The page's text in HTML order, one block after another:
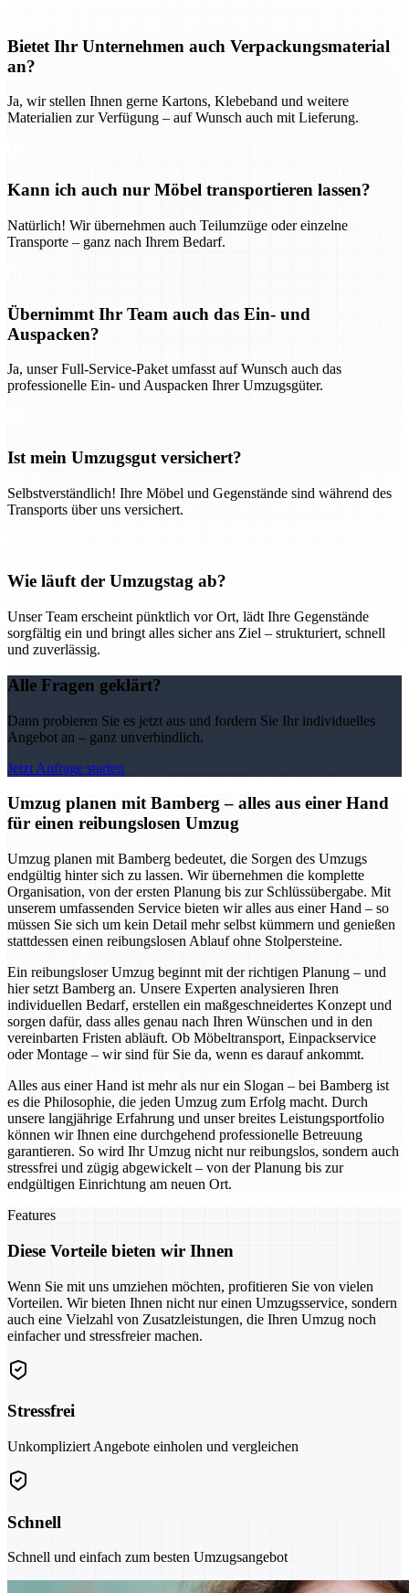
Bietet Ihr Unternehmen auch Verpackungsmaterial
an?
Ja, wir stellen Ihnen gerne Kartons, Klebeband und weitere
Materialien zur Verfügung – auf Wunsch auch mit Lieferung.
Kann ich auch nur Möbel transportieren lassen?
Natürlich! Wir übernehmen auch Teilumzüge oder einzelne
Transporte – ganz nach Ihrem Bedarf.
Übernimmt Ihr Team auch das Ein- und
Auspacken?
Ja, unser Full-Service-Paket umfasst auf Wunsch auch das
professionelle Ein- und Auspacken Ihrer Umzugsgüter.
Ist mein Umzugsgut versichert?
Selbstverständlich! Ihre Möbel und Gegenstände sind während des
Transports über uns versichert.
Wie läuft der Umzugstag ab?
Unser Team erscheint pünktlich vor Ort, lädt Ihre Gegenstände
sorgfältig ein und bringt alles sicher ans Ziel – strukturiert, schnell
und zuverlässig.
Alle Fragen geklärt?
Dann probieren Sie es jetzt aus und fordern Sie Ihr individuelles
Angebot an – ganz unverbindlich.
Jetzt Anfrage starten
Umzug planen mit Bamberg – alles aus einer Hand
für einen reibungslosen Umzug
Umzug planen mit Bamberg bedeutet, die Sorgen des Umzugs
endgültig hinter sich zu lassen. Wir übernehmen die komplette
Organisation, von der ersten Planung bis zur Schlüssübergabe. Mit
unserem umfassenden Service bieten wir alles aus einer Hand – so
müssen Sie sich um kein Detail mehr selbst kümmern und genießen
stattdessen einen reibungslosen Ablauf ohne Stolpersteine.
Ein reibungsloser Umzug beginnt mit der richtigen Planung – und
hier setzt Bamberg an. Unsere Experten analysieren Ihren
individuellen Bedarf, erstellen ein maßgeschneidertes Konzept und
sorgen dafür, dass alles genau nach Ihren Wünschen und in den
vereinbarten Fristen abläuft. Ob Möbeltransport, Einpackservice
oder Montage – wir sind für Sie da, wenn es darauf ankommt.
Alles aus einer Hand ist mehr als nur ein Slogan – bei Bamberg ist
es die Philosophie, die jeden Umzug zum Erfolg macht. Durch
unsere langjährige Erfahrung und unser breites Leistungsportfolio
können wir Ihnen eine durchgehend professionelle Betreuung
garantieren. So wird Ihr Umzug nicht nur reibungslos, sondern auch
stressfrei und zügig abgewickelt – von der Planung bis zur
endgültigen Einrichtung am neuen Ort.
Features
Diese Vorteile bieten wir Ihnen
Wenn Sie mit uns umziehen möchten, profitieren Sie von vielen
Vorteilen. Wir bieten Ihnen nicht nur einen Umzugsservice, sondern
auch eine Vielzahl von Zusatzleistungen, die Ihren Umzug noch
einfacher und stressfreier machen.
Stressfrei
Unkompliziert Angebote einholen und vergleichen
Schnell
Schnell und einfach zum besten Umzugsangebot